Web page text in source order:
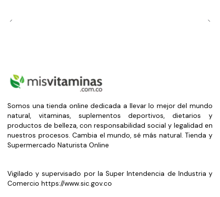
Somos una tienda online dedicada a llevar lo mejor del mundo
natural, vitaminas, suplementos deportivos, dietarios y
productos de belleza, con responsabilidad social y legalidad en
nuestros procesos. Cambia el mundo, sé más natural. Tienda y
Supermercado Naturista Online
Vigilado y supervisado por la Super Intendencia de Industria y
Comercio https://www.sic.gov.co